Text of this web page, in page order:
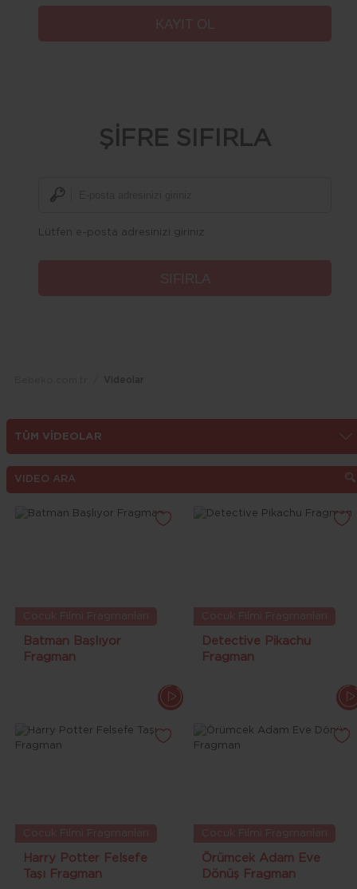
ŞİFRE SIFIRLA
Lütfen e-posta adresinizi giriniz
Batman Başlıyor
Fragman
Detective Pikachu
Fragman
Harry Potter Felsefe
Taşı Fragman
Örümcek Adam Eve
Dönüş Fragman